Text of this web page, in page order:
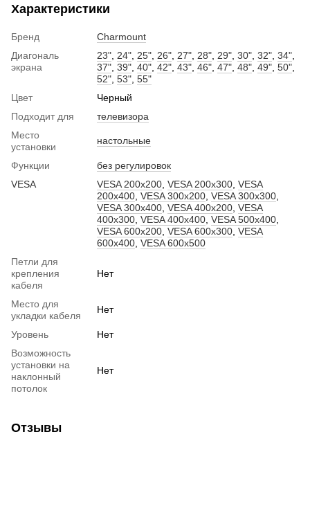
Характеристики
Бренд
Charmount
Диагональ
экрана
23" 24" 25" 26" 27" 28" 29" 30" 32" 34"
37" 39" 40" 42" 43" 46" 47" 48" 49" 50"
52" 53" 55"
Цвет
Черный
Подходит для
телевизора
Место
установки
настольные
Функции
без регулировок
VESA
VESA 200x200 VESA 200x300 VESA
200x400 VESA 300x200 VESA 300x300
VESA 300x400 VESA 400x200 VESA
400x300 VESA 400x400 VESA 500x400
VESA 600x200 VESA 600x300 VESA
600x400 VESA 600x500
Петли для
крепления
кабеля
Нет
Место для
укладки кабеля
Нет
Уровень
Нет
Возможность
установки на
наклонный
потолок
Нет
Отзывы